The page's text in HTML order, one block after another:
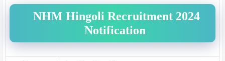
NHM Hingoli Recruitment 2024
Notification